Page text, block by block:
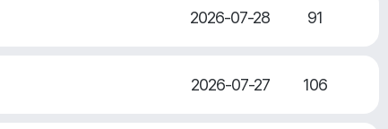
2026-07-28 91
2026-07-27 106